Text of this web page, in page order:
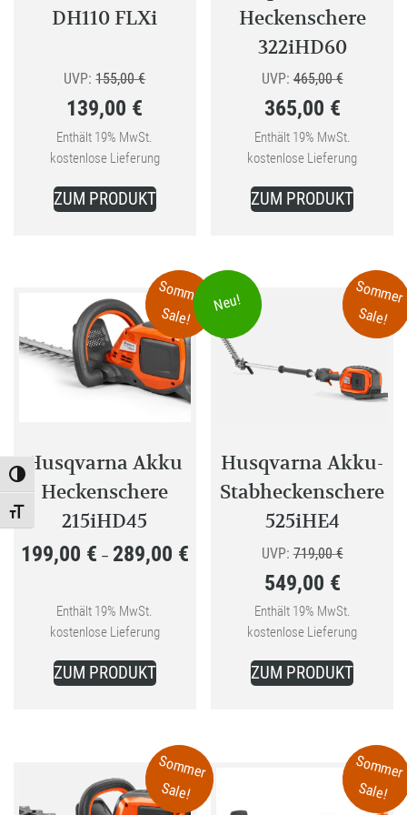
Toggle High Contrast
Toggle Font size
gewählt
DH110 FLXi
UVP: 155,00€Ursprünglicher
war:
155,00 €
139,00 €
Aktueller
Preis
ist:
Enthält 19% MwSt.
kostenlose Lieferung
ZUM PRODUKT
Heckenschere
322iHD60
UVP: 465,00€
war:
465,00 €
365,00 €
Aktueller
Preis
ist:
Enthält 19% MwSt.
kostenlose Lieferung
ZUM PRODUKT
Sommer
Sale!
Husqvarna Akku
Heckenschere
215iHD45
199,00 € – 289,00 €Preisspanne:
Enthält 19% MwSt.
kostenlose Lieferung
ZUM PRODUKTProdukt
Varianten
auf.
Die
Sommer
Sale!
Neu!
Husqvarna Akku-
Stabheckenschere
525iHE4
UVP: 719,00€
war:
719,00 €
549,00 €
Aktueller
Preis
ist:
Enthält 19% MwSt.
kostenlose Lieferung
ZUM PRODUKT
Sommer
Sale!
Sommer
Sale!